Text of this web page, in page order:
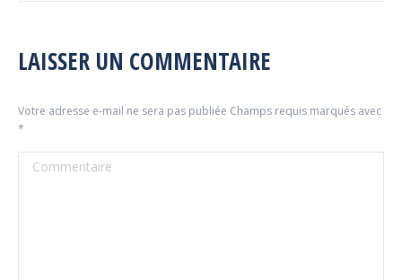
LAISSER UN COMMENTAIRE
Votre adresse e-mail ne sera pas publiée Champs requis marqués avec
*
Commentaire